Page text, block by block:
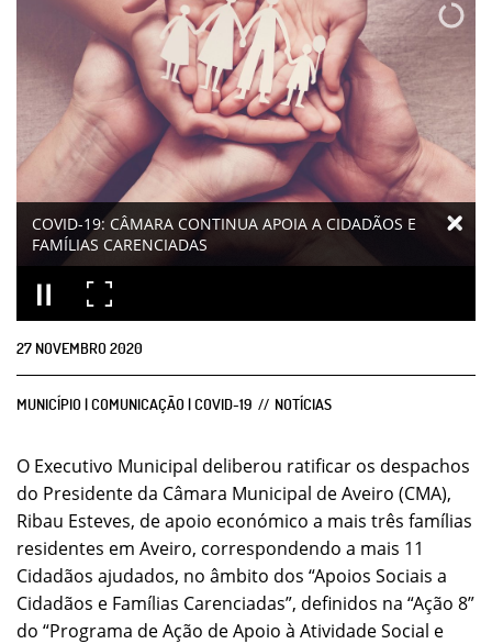
COVID-19: CÂMARA CONTINUA APOIA A CIDADÃOS E
FAMÍLIAS CARENCIADAS
27 NOVEMBRO2020
MUNICÍPIO | COMUNICAÇÃO | COVID-19 NOTÍCIAS
O Executivo Municipal deliberou ratificar os despachos
do Presidente da Câmara Municipal de Aveiro (CMA),
Ribau Esteves, de apoio económico a mais três famílias
residentes em Aveiro, correspondendo a mais 11
Cidadãos ajudados, no âmbito dos “Apoios Sociais a
Cidadãos e Famílias Carenciadas”, definidos na “Ação 8”
do “Programa de Ação de Apoio à Atividade Social e